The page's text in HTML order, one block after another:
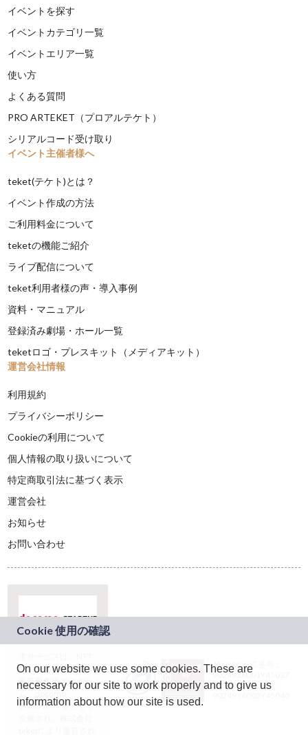
イベントを探す
イベントカテゴリ一覧
イベントエリア一覧
使い方
よくある質問
PRO ARTEKET（プロアルテケト）
シリアルコード受け取り
イベント主催者様へ
teket(テケト)とは？
イベント作成の方法
ご利用料金について
teketの機能ご紹介
ライブ配信について
teket利用者様の声・導入事例
資料・マニュアル
登録済み劇場・ホール一覧
teketロゴ・プレスキット（メディアキット）
運営会社情報
利用規約
プライバシーポリシー
Cookieの利用について
個人情報の取り扱いについて
特定商取引法に基づく表示
運営会社
お知らせ
お問い合わせ
ドコモグループの新
規事業創出プログラ
ム「docomo
STARTUP」を通じて
JASRAC許諾番号：
9024936001Y45037
JASRAC許諾番号：
On our website we use some cookies. These are
necessary for our site to work properly and to give us
information about how our site is used.